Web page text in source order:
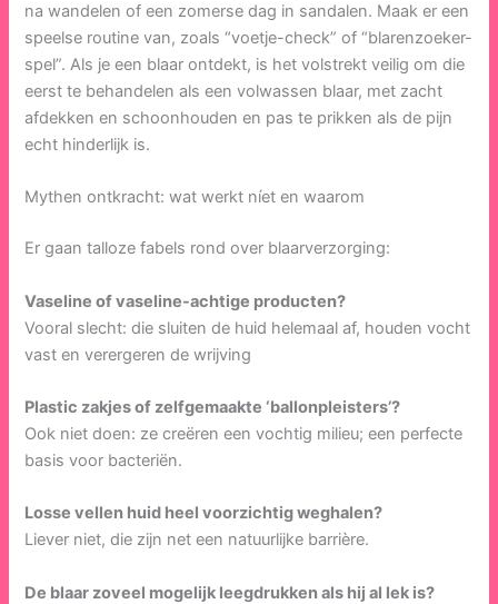
na wandelen of een zomerse dag in sandalen. Maak er een
speelse routine van, zoals “voetje-check” of “blarenzoeker-
spel”. Als je een blaar ontdekt, is het volstrekt veilig om die
eerst te behandelen als een volwassen blaar, met zacht
afdekken en schoonhouden en pas te prikken als de pijn
echt hinderlijk is.
Mythen ontkracht: wat werkt níet en waarom
Er gaan talloze fabels rond over blaarverzorging:
Vaseline of vaseline-achtige producten?
Vooral slecht: die sluiten de huid helemaal af, houden vocht
vast en verergeren de wrijving
Plastic zakjes of zelfgemaakte ‘ballonpleisters’?
Ook niet doen: ze creëren een vochtig milieu; een perfecte
basis voor bacteriën.
Losse vellen huid heel voorzichtig weghalen?
Liever niet, die zijn net een natuurlijke barrière.
De blaar zoveel mogelijk leegdrukken als hij al lek is?